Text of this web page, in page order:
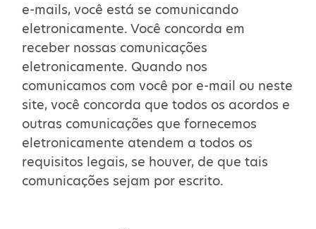
e-mails, você está se comunicando
eletronicamente. Você concorda em
receber nossas comunicações
eletronicamente. Quando nos
comunicamos com você por e-mail ou neste
site, você concorda que todos os acordos e
outras comunicações que fornecemos
eletronicamente atendem a todos os
requisitos legais, se houver, de que tais
comunicações sejam por escrito.